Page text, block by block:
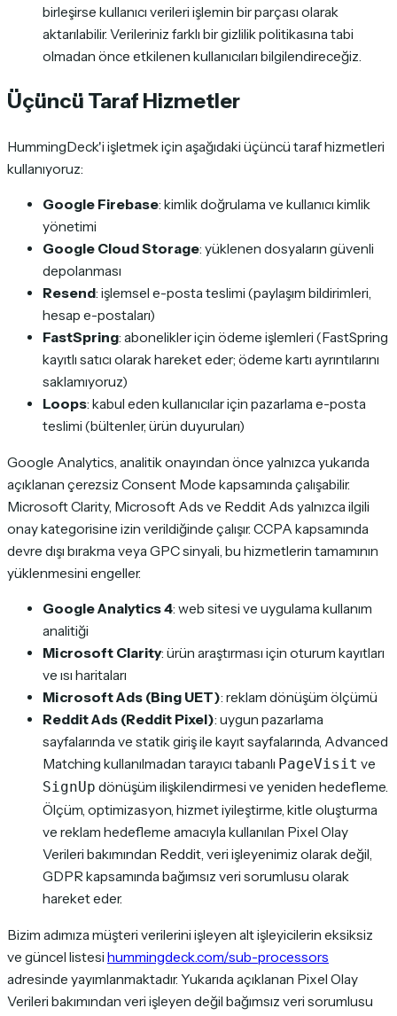
birleşirse kullanıcı verileri işlemin bir parçası olarak
aktarılabilir. Verileriniz farklı bir gizlilik politikasına tabi
olmadan önce etkilenen kullanıcıları bilgilendireceğiz.
Üçüncü Taraf Hizmetler
HummingDeck'i işletmek için aşağıdaki üçüncü taraf hizmetleri
kullanıyoruz:
Google Firebase: kimlik doğrulama ve kullanıcı kimlik
yönetimi
Google Cloud Storage: yüklenen dosyaların güvenli
depolanması
Resend: işlemsel e-posta teslimi (paylaşım bildirimleri,
hesap e-postaları)
FastSpring: abonelikler için ödeme işlemleri (FastSpring
kayıtlı satıcı olarak hareket eder; ödeme kartı ayrıntılarını
saklamıyoruz)
Loops: kabul eden kullanıcılar için pazarlama e-posta
teslimi (bültenler, ürün duyuruları)
Google Analytics, analitik onayından önce yalnızca yukarıda
açıklanan çerezsiz Consent Mode kapsamında çalışabilir.
Microsoft Clarity, Microsoft Ads ve Reddit Ads yalnızca ilgili
onay kategorisine izin verildiğinde çalışır. CCPA kapsamında
devre dışı bırakma veya GPC sinyali, bu hizmetlerin tamamının
yüklenmesini engeller.
Google Analytics 4: web sitesi ve uygulama kullanım
analitiği
Microsoft Clarity: ürün araştırması için oturum kayıtları
ve ısı haritaları
Microsoft Ads (Bing UET): reklam dönüşüm ölçümü
Reddit Ads (Reddit Pixel): uygun pazarlama
sayfalarında ve statik giriş ile kayıt sayfalarında, Advanced
Matching kullanılmadan tarayıcı tabanlı PageVisit ve
SignUp dönüşüm ilişkilendirmesi ve yeniden hedefleme.
Ölçüm, optimizasyon, hizmet iyileştirme, kitle oluşturma
ve reklam hedefleme amacıyla kullanılan Pixel Olay
Verileri bakımından Reddit, veri işleyenimiz olarak değil,
GDPR kapsamında bağımsız veri sorumlusu olarak
hareket eder.
Bizim adımıza müşteri verilerini işleyen alt işleyicilerin eksiksiz
ve güncel listesi hummingdeck.com/sub-processors
adresinde yayımlanmaktadır. Yukarıda açıklanan Pixel Olay
Verileri bakımından veri işleyen değil bağımsız veri sorumlusu